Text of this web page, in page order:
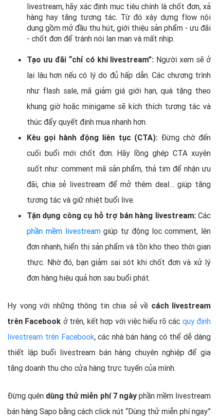
livestream, hãy xác định mục tiêu chính là chốt đơn, xả
hàng hay tăng tương tác. Từ đó xây dựng flow nội
dung gồm mở đầu thu hút, giới thiệu sản phẩm - ưu đãi
- chốt đơn để tránh nói lan man và mất nhịp.
Tạo ưu đãi “chỉ có khi livestream”: Người xem sẽ ở
lại lâu hơn nếu có lý do đủ hấp dẫn. Các chương trình
như flash sale, mã giảm giá giới hạn, quà tặng theo
khung giờ hoặc minigame sẽ kích thích tương tác và
thúc đẩy quyết định mua nhanh hơn.
Kêu gọi hành động liên tục (CTA):Đừng chờ đến
cuối buổi mới chốt đơn. Hãy lồng ghép CTA xuyên
suốt như: comment mã sản phẩm, thả tim để nhận ưu
đãi, chia sẻ livestream để mở thêm deal… giúp tăng
tương tác và giữ nhiệt buổi live.
Tận dụng công cụ hỗ trợ bán hàng livestream: Các
phần mềm livestreamgiúp tự động lọc comment, lên
đơn nhanh, hiển thị sản phẩm và tồn kho theo thời gian
thực. Nhờ đó, bạn giảm sai sót khi chốt đơn và xử lý
đơn hàng hiệu quả hơn sau buổi phát.
Hy vọng với những thông tin chia sẻ về cách livestream
trên Facebook ở trên, kết hợp với việc hiểu rõ các quy định
livestream trên Facebook, các nhà bán hàng có thể dễ dàng
thiết lập buổi livestream bán hàng chuyên nghiệp để gia
tăng doanh thu cho cửa hàng trực tuyến của mình.
Đừng quên dùng thử miễn phí 7 ngàyphần mềm livestream
bán hàng Sapo bằng cách click nút “Dùng thử miễn phí ngay”